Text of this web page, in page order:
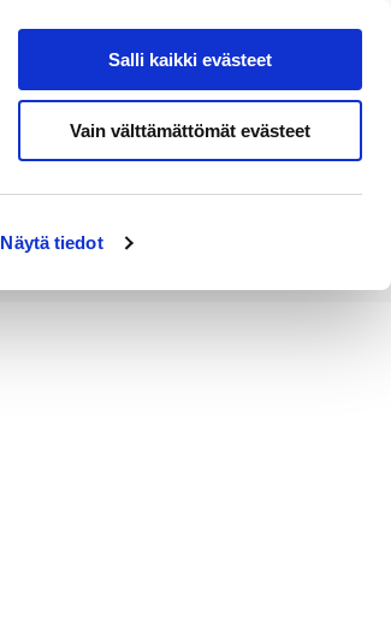
Näytä tiedot
Salli kaikki evästeet
Vain välttämättömät evästeet
Hae sivustolta